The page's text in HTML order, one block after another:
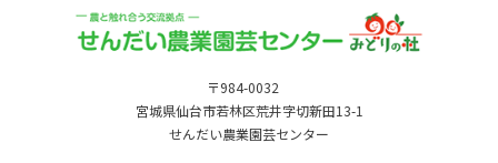
〒984-0032
宮城県仙台市若林区荒井字切新田13-1
せんだい農業園芸センター